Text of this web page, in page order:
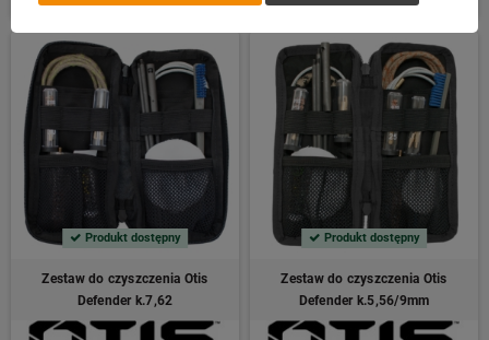
Produkt dostępny
Zestaw do czyszczenia Otis
Defender k.7,62
Produkt dostępny
Zestaw do czyszczenia Otis
Defender k.5,56/9mm